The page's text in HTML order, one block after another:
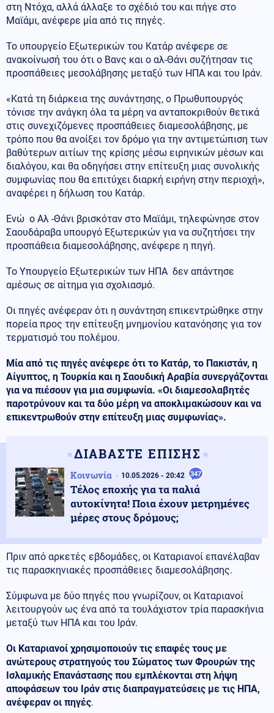
στη Ντόχα, αλλά άλλαξε το σχέδιό του και πήγε στο
Μαϊάμι, ανέφερε μία από τις πηγές.
Το υπουργείο Εξωτερικών του Κατάρ ανέφερε σε
ανακοίνωσή του ότι ο Βανς και ο αλ-Θάνι συζήτησαν τις
προσπάθειες μεσολάβησης μεταξύ των ΗΠΑ και του Ιράν.
«Κατά τη διάρκεια της συνάντησης, ο Πρωθυπουργός
τόνισε την ανάγκη όλα τα μέρη να ανταποκριθούν θετικά
στις συνεχιζόμενες προσπάθειες διαμεσολάβησης, με
τρόπο που θα ανοίξει τον δρόμο για την αντιμετώπιση των
βαθύτερων αιτίων της κρίσης μέσω ειρηνικών μέσων και
διαλόγου, και θα οδηγήσει στην επίτευξη μιας συνολικής
συμφωνίας που θα επιτύχει διαρκή ειρήνη στην περιοχή»,
αναφέρει η δήλωση του Κατάρ.
Ενώ ο Αλ -Θάνι βρισκόταν στο Μαϊάμι, τηλεφώνησε στον
Σαουδάραβα υπουργό Εξωτερικών για να συζητήσει την
προσπάθεια διαμεσολάβησης, ανέφερε η πηγή.
Το Υπουργείο Εξωτερικών των ΗΠΑ δεν απάντησε
αμέσως σε αίτημα για σχολιασμό.
Οι πηγές ανέφεραν ότι η συνάντηση επικεντρώθηκε στην
πορεία προς την επίτευξη μνημονίου κατανόησης για τον
τερματισμό του πολέμου.
Μία από τις πηγές ανέφερε ότι το Κατάρ, το Πακιστάν, η
Αίγυπτος, η Τουρκία και η Σαουδική Αραβία συνεργάζονται
για να πιέσουν για μια συμφωνία. «Οι διαμεσολαβητές
παροτρύνουν και τα δύο μέρη να αποκλιμακώσουν και να
επικεντρωθούν στην επίτευξη μιας συμφωνίας».
ΔΙΑΒΑΣΤΕ ΕΠΙΣΗΣ
Κοινωνία 10.05.2026 - 20:42 347
Τέλος εποχής για τα παλιά
αυτοκίνητα! Ποια έχουν μετρημένες
μέρες στους δρόμους;
Πριν από αρκετές εβδομάδες, οι Καταριανοί επανέλαβαν
τις παρασκηνιακές προσπάθειες διαμεσολάβησης.
Σύμφωνα με δύο πηγές που γνωρίζουν, οι Καταριανοί
λειτουργούν ως ένα από τα τουλάχιστον τρία παρασκήνια
μεταξύ των ΗΠΑ και του Ιράν.
Οι Καταριανοί χρησιμοποιούν τις επαφές τους με
ανώτερους στρατηγούς του Σώματος των Φρουρών της
Ισλαμικής Επανάστασης που εμπλέκονται στη λήψη
αποφάσεων του Ιράν στις διαπραγματεύσεις με τις ΗΠΑ,
ανέφεραν οι πηγές.